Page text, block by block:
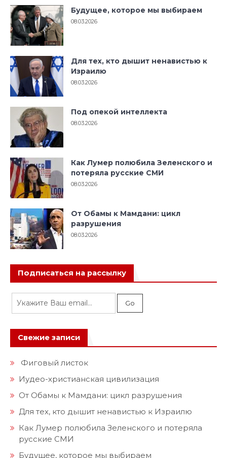
Будущее, которое мы выбираем
08.03.2026
Для тех, кто дышит ненавистью к
Израилю
08.03.2026
Под опекой интеллекта
08.03.2026
Как Лумер полюбила Зеленского и
потеряла русские СМИ
08.03.2026
От Обамы к Мамдани: цикл
разрушения
08.03.2026
Подписаться на рассылку
Свежие записи
Фиговый листок
Иудео-христианская цивилизация
От Обамы к Мамдани: цикл разрушения
Для тех, кто дышит ненавистью к Израилю
Как Лумер полюбила Зеленского и потеряла
русские СМИ
Будущее, которое мы выбираем